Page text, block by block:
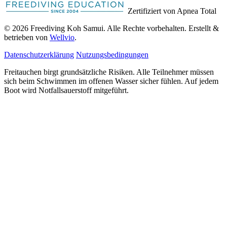
Zertifiziert von Apnea Total
© 2026 Freediving Koh Samui. Alle Rechte vorbehalten. Erstellt &
betrieben von Wellvio.
Datenschutzerklärung Nutzungsbedingungen
Freitauchen birgt grundsätzliche Risiken. Alle Teilnehmer müssen
sich beim Schwimmen im offenen Wasser sicher fühlen. Auf jedem
Boot wird Notfallsauerstoff mitgeführt.